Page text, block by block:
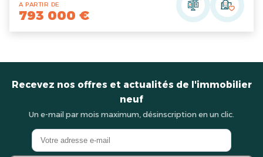
A PARTIR DE
793 000 €
Recevez nos offres et actualités de l'immobilier
neuf
Un e-mail par mois maximum, désinscription en un clic.